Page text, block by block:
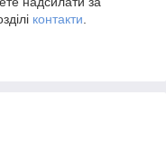
контакти